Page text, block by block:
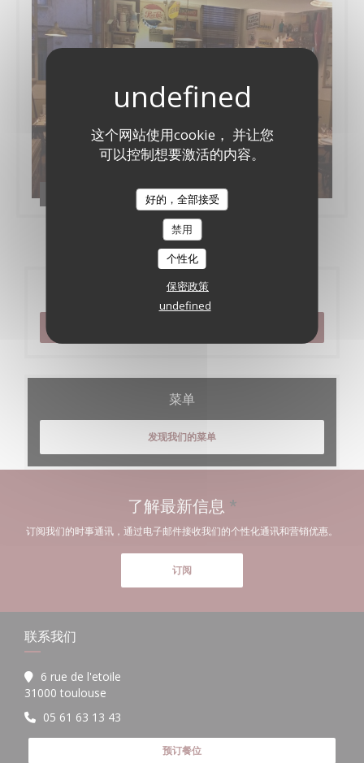
这个网站使用cookie， 并让您
可以控制想要激活的内容。
好的，全部接受
禁用
个性化
保密政策
undefined
Le bistrot de l'etoile
预订
菜单
发现我们的菜单
了解最新信息 *
订阅我们的时事通讯，通过电子邮件接收我们的个性化通讯和营销优惠。
订阅
联系我们
6 rue de l'etoile
31000 toulouse
05 61 63 13 43
预订餐位